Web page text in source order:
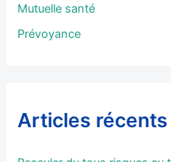
Mutuelle santé
Prévoyance
Articles récents